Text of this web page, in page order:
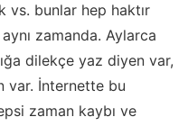
vs. bunlar hep haktır
zamanda. Aylarca
dilekçe yaz diyen var,
var. İnternette bu
zaman kaybı ve